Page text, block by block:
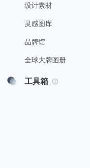
设计素材
灵感图库
品牌馆
全球大牌图册
工具箱